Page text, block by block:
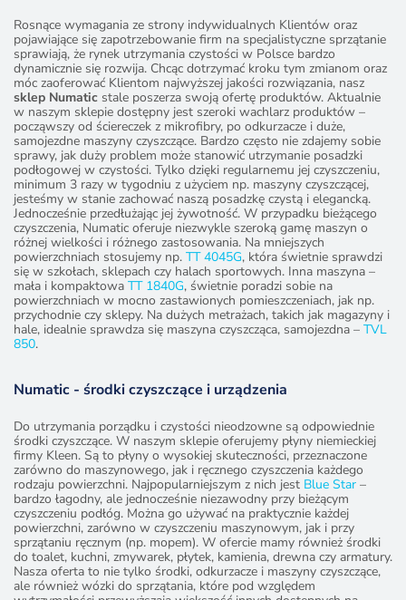
Rosnące wymagania ze strony indywidualnych Klientów oraz
pojawiające się zapotrzebowanie firm na specjalistyczne sprzątanie
sprawiają, że rynek utrzymania czystości w Polsce bardzo
dynamicznie się rozwija. Chcąc dotrzymać kroku tym zmianom oraz
móc zaoferować Klientom najwyższej jakości rozwiązania, nasz
sklep Numatic stale poszerza swoją ofertę produktów. Aktualnie
w naszym sklepie dostępny jest szeroki wachlarz produktów –
począwszy od ściereczek z mikrofibry, po odkurzacze i duże,
samojezdne maszyny czyszczące. Bardzo często nie zdajemy sobie
sprawy, jak duży problem może stanowić utrzymanie posadzki
podłogowej w czystości. Tylko dzięki regularnemu jej czyszczeniu,
minimum 3 razy w tygodniu z użyciem np. maszyny czyszczącej,
jesteśmy w stanie zachować naszą posadzkę czystą i elegancką.
Jednocześnie przedłużając jej żywotność. W przypadku bieżącego
czyszczenia, Numatic oferuje niezwykle szeroką gamę maszyn o
różnej wielkości i różnego zastosowania. Na mniejszych
powierzchniach stosujemy np. TT 4045G, która świetnie sprawdzi
się w szkołach, sklepach czy halach sportowych. Inna maszyna –
mała i kompaktowa TT 1840G, świetnie poradzi sobie na
powierzchniach w mocno zastawionych pomieszczeniach, jak np.
przychodnie czy sklepy. Na dużych metrażach, takich jak magazyny i
hale, idealnie sprawdza się maszyna czyszcząca, samojezdna – TVL
850.
Numatic - środki czyszczące i urządzenia
Do utrzymania porządku i czystości nieodzowne są odpowiednie
środki czyszczące. W naszym sklepie oferujemy płyny niemieckiej
firmy Kleen. Są to płyny o wysokiej skuteczności, przeznaczone
zarówno do maszynowego, jak i ręcznego czyszczenia każdego
rodzaju powierzchni. Najpopularniejszym z nich jest Blue Star –
bardzo łagodny, ale jednocześnie niezawodny przy bieżącym
czyszczeniu podłóg. Można go używać na praktycznie każdej
powierzchni, zarówno w czyszczeniu maszynowym, jak i przy
sprzątaniu ręcznym (np. mopem). W ofercie mamy również środki
do toalet, kuchni, zmywarek, płytek, kamienia, drewna czy armatury.
Nasza oferta to nie tylko środki, odkurzacze i maszyny czyszczące,
ale również wózki do sprzątania, które pod względem